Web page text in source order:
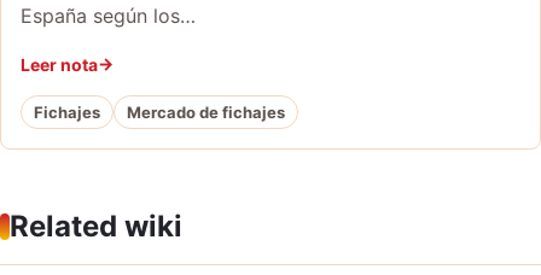
España según los…
Leer nota
Fichajes Mercado de fichajes
Related wiki